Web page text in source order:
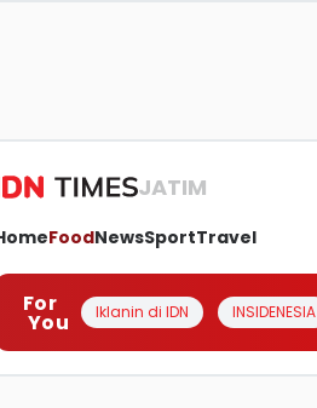
JATIM
FoodNewsSportTravel
For
You Iklanin di IDN INSIDENESIA